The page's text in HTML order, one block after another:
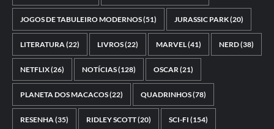
JOGOS DE TABULEIRO MODERNOS(51) JURASSIC PARK(20)
LITERATURA(22) LIVROS(22) MARVEL(41) NERD(38)
NETFLIX(26) NOTÍCIAS(128) OSCAR(21)
PLANETA DOS MACACOS(22) QUADRINHOS(78)
RESENHA(35) RIDLEY SCOTT(20) SCI-FI (154)